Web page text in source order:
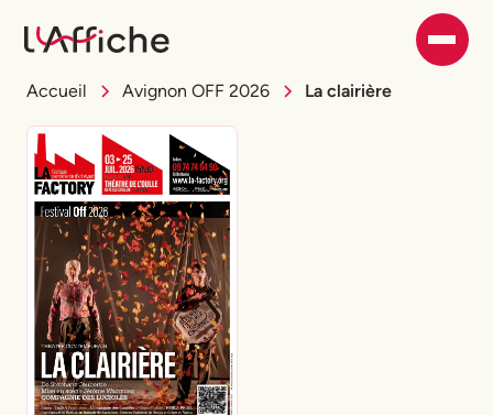
Accueil Avignon OFF 2026 La clairière